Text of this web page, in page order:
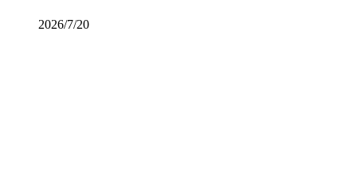
2026/7/20